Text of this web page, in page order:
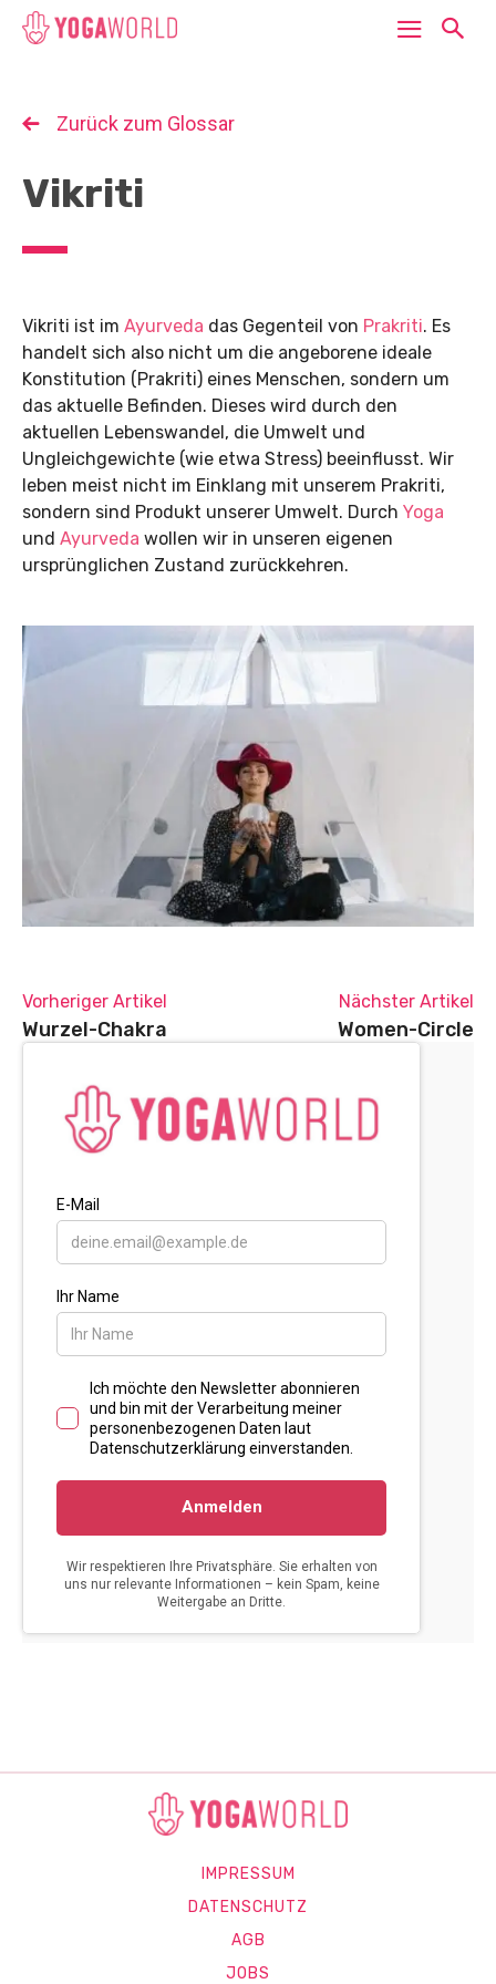
Zurück zum Glossar
Vikriti
Vikriti ist im Ayurveda das Gegenteil von Prakriti. Es
handelt sich also nicht um die angeborene ideale
Konstitution (Prakriti) eines Menschen, sondern um
das aktuelle Befinden. Dieses wird durch den
aktuellen Lebenswandel, die Umwelt und
Ungleichgewichte (wie etwa Stress) beeinflusst. Wir
leben meist nicht im Einklang mit unserem Prakriti,
sondern sind Produkt unserer Umwelt. Durch Yoga
und Ayurveda wollen wir in unseren eigenen
ursprünglichen Zustand zurückkehren.
Vorheriger Artikel
Wurzel-Chakra
Nächster Artikel
Women-Circle
IMPRESSUM
DATENSCHUTZ
AGB
JOBS